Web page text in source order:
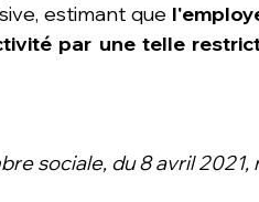
estimant que
par une telle
sociale, du 8 avril 2021,